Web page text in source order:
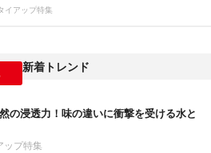
イアップ特集
新着トレンド
の浸透力！味の違いに衝撃を受ける水と
ップ特集